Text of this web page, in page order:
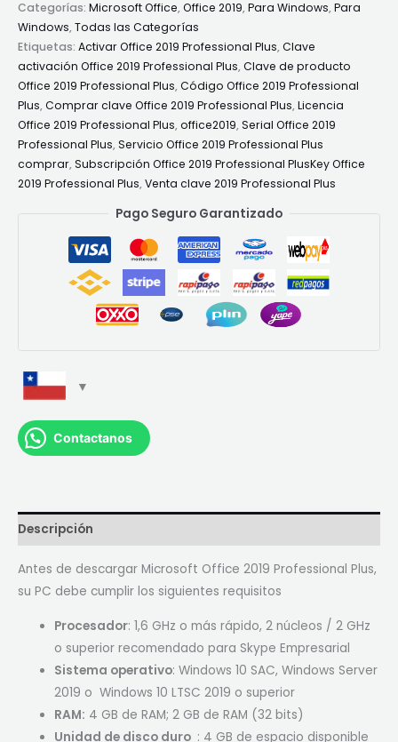
Categorías: Microsoft Office,Office 2019,Para Windows,Para
Windows,Todas las Categorías
Etiquetas: Activar Office 2019 Professional Plus,Clave
activación Office 2019 Professional Plus,Clave de producto
Office 2019 Professional Plus,Código Office 2019 Professional
Plus,Comprar clave Office 2019 Professional Plus,Licencia
Office 2019 Professional Plus,office2019,Serial Office 2019
Professional Plus,Servicio Office 2019 Professional Plus
comprar,Subscripción Office 2019 Professional PlusKey Office
2019 Professional Plus,Venta clave 2019 Professional Plus
Pago Seguro Garantizado
Contactanos
Descripción
Antes de descargar Microsoft Office 2019 Professional Plus,
su PC debe cumplir los siguientes requisitos
Procesador: 1,6 GHz o más rápido, 2 núcleos / 2 GHz
o superior recomendado para Skype Empresarial
Sistema operativo: Windows 10 SAC, Windows Server
2019 o Windows 10 LTSC 2019 o superior
RAM: 4 GB de RAM; 2 GB de RAM (32 bits)
Unidad de disco duro : 4 GB de espacio disponible